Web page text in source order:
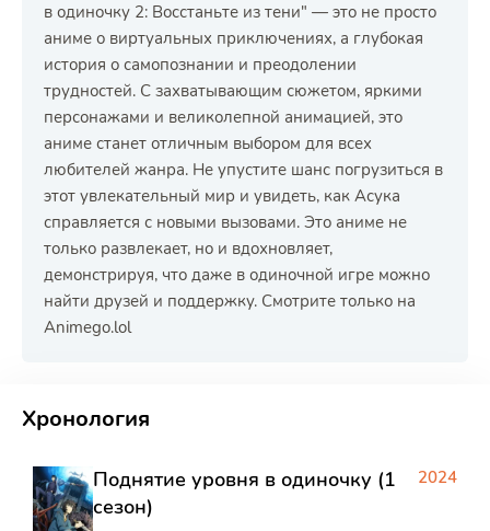
в одиночку 2: Восстаньте из тени" — это не просто
аниме о виртуальных приключениях, а глубокая
история о самопознании и преодолении
трудностей. С захватывающим сюжетом, яркими
персонажами и великолепной анимацией, это
аниме станет отличным выбором для всех
любителей жанра. Не упустите шанс погрузиться в
этот увлекательный мир и увидеть, как Асука
справляется с новыми вызовами. Это аниме не
только развлекает, но и вдохновляет,
демонстрируя, что даже в одиночной игре можно
найти друзей и поддержку. Смотрите только на
Animego.lol
Хронология
Поднятие уровня в одиночку (1
сезон)
2024